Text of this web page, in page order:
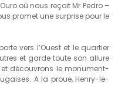
où nous reçoit Mr Pedro –
promet une surprise pour le
vers l’Ouest et le quartier
et garde toute son allure
découvrons le monument-
A la proue, Henry-le-